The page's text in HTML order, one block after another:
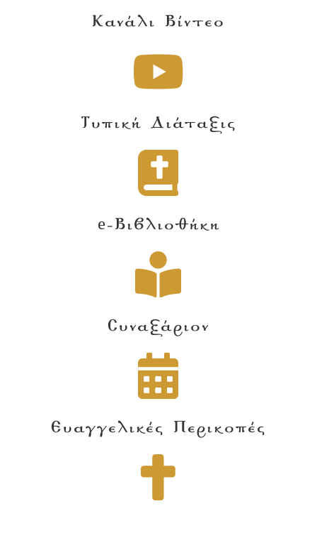
Κανάλι Βίντεο
Τυπική Διάταξις
e-Βιβλιοθήκη
Συναξάριον
Ευαγγελικές Περικοπές